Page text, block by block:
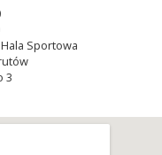
Hala Sportowa
3